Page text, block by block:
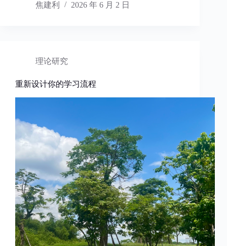
焦建利
2026 年 6 月 2 日
理论研究
重新设计你的学习流程